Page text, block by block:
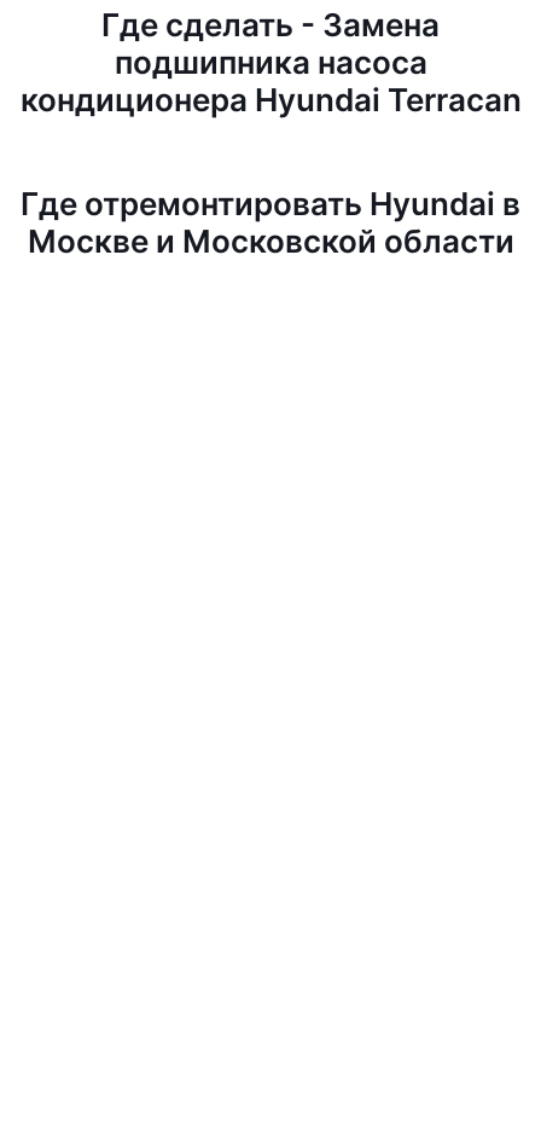
Где сделать - Замена
подшипника насоса
кондиционера Hyundai Terracan
Где отремонтировать Hyundai в
Москве и Московской области